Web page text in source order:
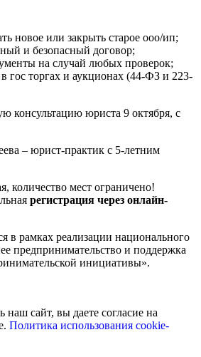
новое или закрыть старое ооо/ип;
и безопасный договор;
на случай любых проверок;
в гос торгах и аукционах (44-ФЗ и 223-
консультацию юриста 9 октября, с
– юрист-практик с 5-летним
количество мест ограничено!
регистрация через онлайн-
в рамках реализации национального
предпринимательство и поддержка
инициативы».
наш сайт, вы даете согласие на
Политика использования cookie-